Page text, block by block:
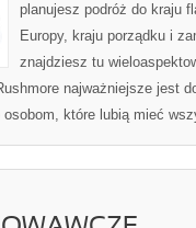
planujesz podróż do kraju
Europy, kraju porządku i
znajdziesz tu
najważniejsze jest
osobom, które lubią mieć